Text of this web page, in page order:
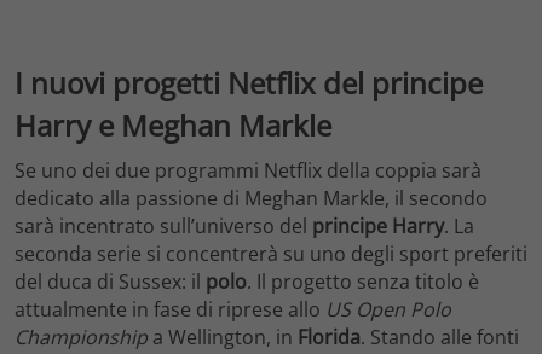
I nuovi progetti Netflix del principe
Harry e Meghan Markle
Se uno dei due programmi Netflix della coppia sarà
dedicato alla passione di Meghan Markle, il secondo
sarà incentrato sull’universo del principe Harry. La
seconda serie si concentrerà su uno degli sport preferiti
del duca di Sussex: il polo. Il progetto senza titolo è
attualmente in fase di riprese allo US Open Polo
Championship a Wellington, in Florida. Stando alle fonti